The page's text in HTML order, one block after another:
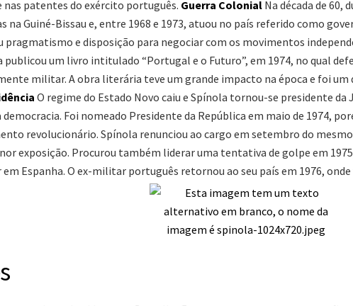
patentes do exército português. Guerra Colonial Na década de
na Guiné-Bissau e, entre 1968 e 1973, atuou no país referido como
pragmatismo e disposição para negociar com os movimentos
publicou um livro intitulado “Portugal e o Futuro”, em 1974, no qual
militar. A obra literária teve um grande impacto na época e foi
O regime do Estado Novo caiu e Spínola tornou-se presidente
Foi nomeado Presidente da República em maio de 1974,
revolucionário. Spínola renunciou ao cargo em setembro do
exposição. Procurou também liderar uma tentativa de golpe em
em Espanha. O ex-militar português retornou ao seu país em 1976,